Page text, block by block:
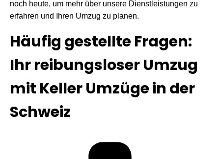
noch heute, um mehr über unsere Dienstleistungen zu
erfahren und Ihren Umzug zu planen.
Häufig gestellte Fragen:
Ihr reibungsloser Umzug
mit Keller Umzüge in der
Schweiz